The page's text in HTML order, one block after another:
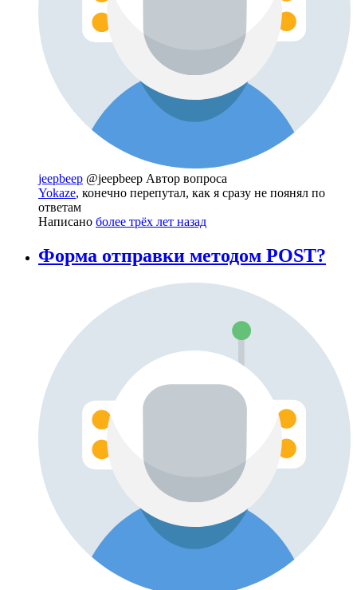
jeepbeep @jeepbeep Автор вопроса
Yokaze, конечно перепутал, как я сразу не поянял по
ответам
Написано более трёх лет назад
Форма отправки методом POST?